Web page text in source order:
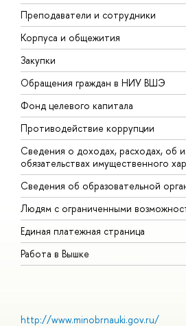
Преподаватели и сотрудники
Корпуса и общежития
Закупки
Обращения граждан в НИУ ВШЭ
Фонд целевого капитала
Противодействие коррупции
Сведения о доходах, расходах, об
обязательствах имущественного
Сведения об образовательной
Людям с ограниченными
Единая платежная страница
Работа в Вышке
http://www.minobrnauki.gov.ru/